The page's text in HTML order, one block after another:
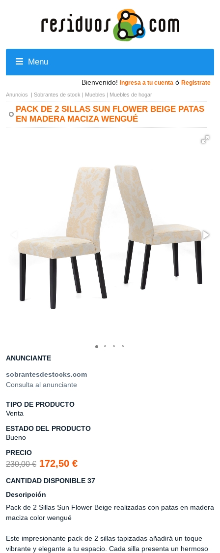
Menu
Bienvenido! Ingresa a tu cuenta ó Registrate
Anuncios | Sobrantes de stock | Muebles | Muebles de hogar
PACK DE 2 SILLAS SUN FLOWER BEIGE PATAS
EN MADERA MACIZA WENGUÉ
ANUNCIANTE
sobrantesdestocks.com
Consulta al anunciante
TIPO DE PRODUCTO
Venta
ESTADO DEL PRODUCTO
Bueno
PRECIO
230,00 € 172,50 €
CANTIDAD DISPONIBLE 37
Descripción
Pack de 2 Sillas Sun Flower Beige realizadas con patas en madera
maciza color wengué
Este impresionante pack de 2 sillas tapizadas añadirá un toque
vibrante y elegante a tu espacio. Cada silla presenta un hermoso